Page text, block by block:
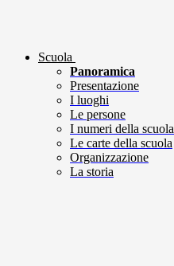
Scuola
Panoramica
Presentazione
I luoghi
Le persone
I numeri della scuola
Le carte della scuola
Organizzazione
La storia